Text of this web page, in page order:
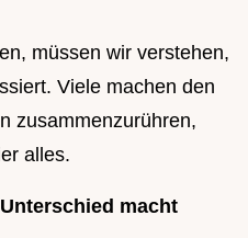
müssen wir verstehen,
Viele machen den
zusammenzurühren,
alles.
macht